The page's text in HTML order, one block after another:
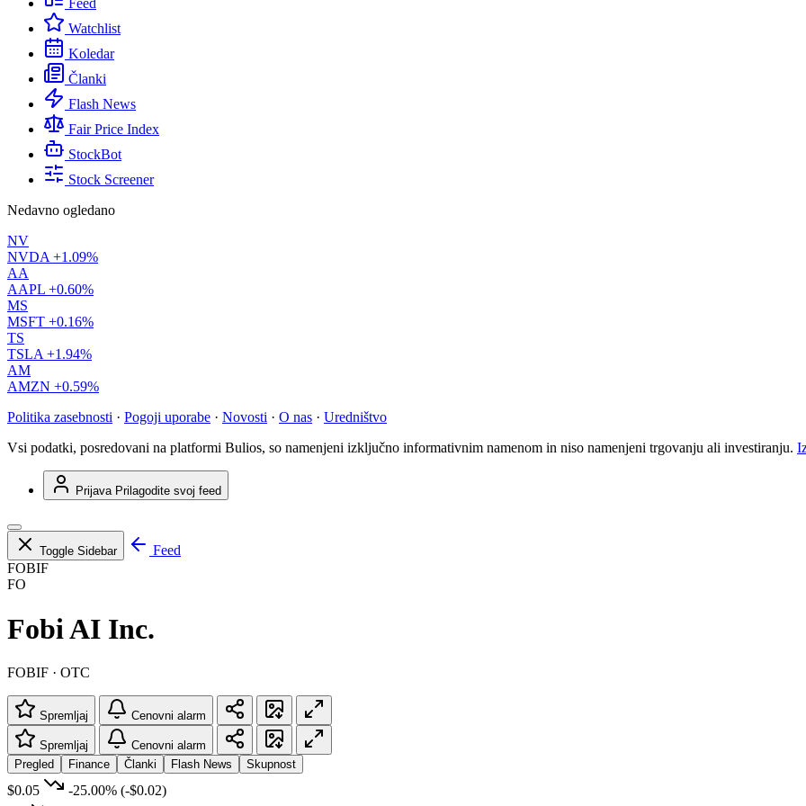
Feed
Watchlist
Koledar
Članki
Flash News
Fair Price Index
StockBot
Stock Screener
Nedavno ogledano
NV
NVDA +1.09%
AA
AAPL +0.60%
MS
MSFT +0.16%
TS
TSLA +1.94%
AM
AMZN +0.59%
Politika zasebnosti · Pogoji uporabe · Novosti · O nas · Uredništvo
Vsi podatki, posredovani na platformi Bulios, so namenjeni izključno informativnim namenom in niso namenjeni trgovanju ali investiranju.
Prijava Prilagodite svoj feed
Toggle Sidebar
Feed
FOBIF
FO
Fobi AI Inc.
FOBIF · OTC
Spremljaj Cenovni alarm
Spremljaj
Cenovni alarm
Pregled
Finance Članki Flash News Skupnost
$0.05 -25.00% (-$0.02)